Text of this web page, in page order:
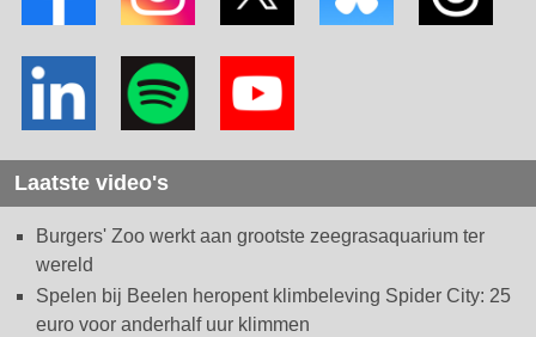
Laatste video's
Burgers' Zoo werkt aan grootste zeegrasaquarium ter
wereld
Spelen bij Beelen heropent klimbeleving Spider City: 25
euro voor anderhalf uur klimmen